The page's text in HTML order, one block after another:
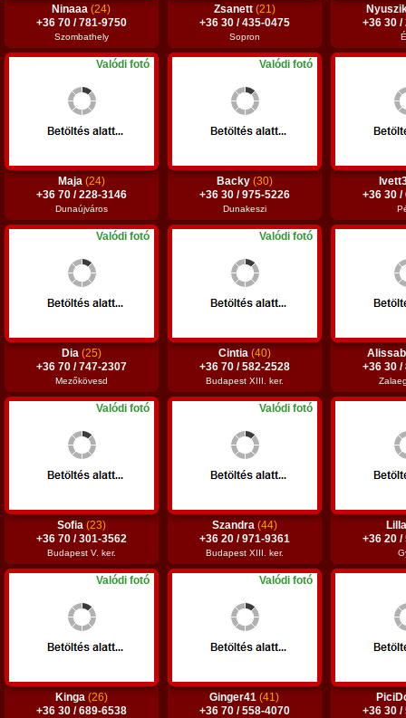
Ninaaa(24)
+36 70 / 781-9750
Szombathely
Zsanett (21)
+36 30 / 435-0475
Sopron
+36 30 /
Valódi fotó
Maja (24)
+36 70 / 228-3146
Dunaújváros
Valódi fotó
Backy (30)
+36 30 / 975-5226
Dunakeszi
+36 30 /
Valódi fotó
Dia (25)
+36 70 / 747-2307
Mezőkövesd
Valódi fotó
Cintia (40)
+36 70 / 582-2528
Budapest XIII. ker.
+36 30 /
Valódi fotó
Sofia (23)
+36 70 / 301-3562
Budapest V. ker.
Valódi fotó
Szandra (44)
+36 20 / 971-9361
Budapest XIII. ker.
+36 20 /
Valódi fotó
Kinga (26)
+36 30 / 689-6538
Valódi fotó
Ginger41(41)
+36 70 / 558-4070
+36 30 /